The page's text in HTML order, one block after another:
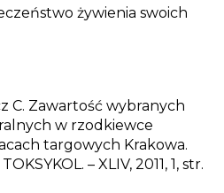
żywienia swoich
C. Zawartość wybranych
w rzodkiewce
targowych Krakowa.
– XLIV, 2011, 1, str.